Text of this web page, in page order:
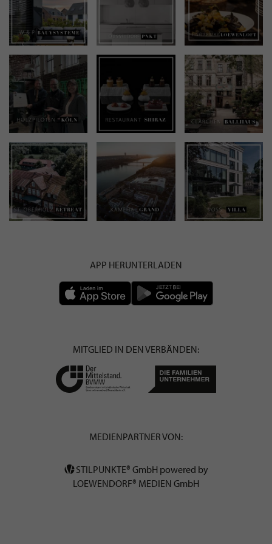
APP HERUNTERLADEN
MITGLIED IN DEN VERBÄNDEN:
MEDIENPARTNER VON:
STILPUNKTE® GmbH powered by
LOEWENDORF® MEDIEN GmbH